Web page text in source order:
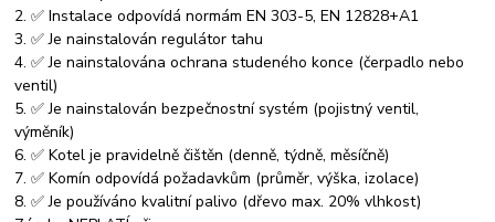
2. ✅ Instalace odpovídá normám EN 303-5, EN 12828+A1
3. ✅ Je nainstalován regulátor tahu
4. ✅ Je nainstalována ochrana studeného konce (čerpadlo nebo
ventil)
5. ✅ Je nainstalován bezpečnostní systém (pojistný ventil,
výměník)
6. ✅ Kotel je pravidelně čištěn (denně, týdně, měsíčně)
7. ✅ Komín odpovídá požadavkům (průměr, výška, izolace)
8. ✅ Je používáno kvalitní palivo (dřevo max. 20% vlhkost)